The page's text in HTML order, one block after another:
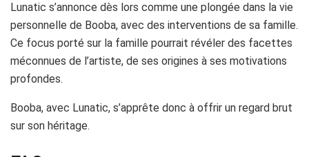
Lunatic s’annonce dès lors comme une plongée dans la vie
personnelle de Booba, avec des interventions de sa famille.
Ce focus porté sur la famille pourrait révéler des facettes
méconnues de l’artiste, de ses origines à ses motivations
profondes.
Booba, avec Lunatic, s’apprête donc à offrir un regard brut
sur son héritage.